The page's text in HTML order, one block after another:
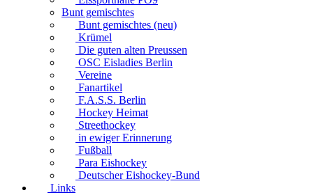
Bunt gemischtes
Bunt gemischtes (neu)
Krümel
Die guten alten Preussen
OSC Eisladies Berlin
Vereine
Fanartikel
F.A.S.S. Berlin
Hockey Heimat
Streethockey
in ewiger Erinnerung
Fußball
Para Eishockey
Deutscher Eishockey-Bund
Links